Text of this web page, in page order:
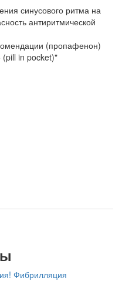
синусового ритма на
антиритмической
(пропафенон)
(pill in pocket)"
Фибрилляция